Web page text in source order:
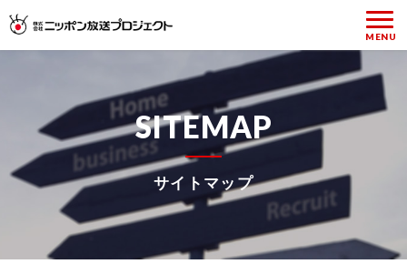
SITEMAP
サイトマップ